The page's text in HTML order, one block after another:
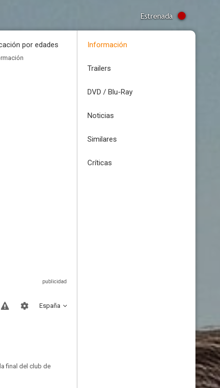
Estrenada
por edades
España
final del club de
Información
Trailers
DVD / Blu-Ray
Noticias
Similares
Críticas